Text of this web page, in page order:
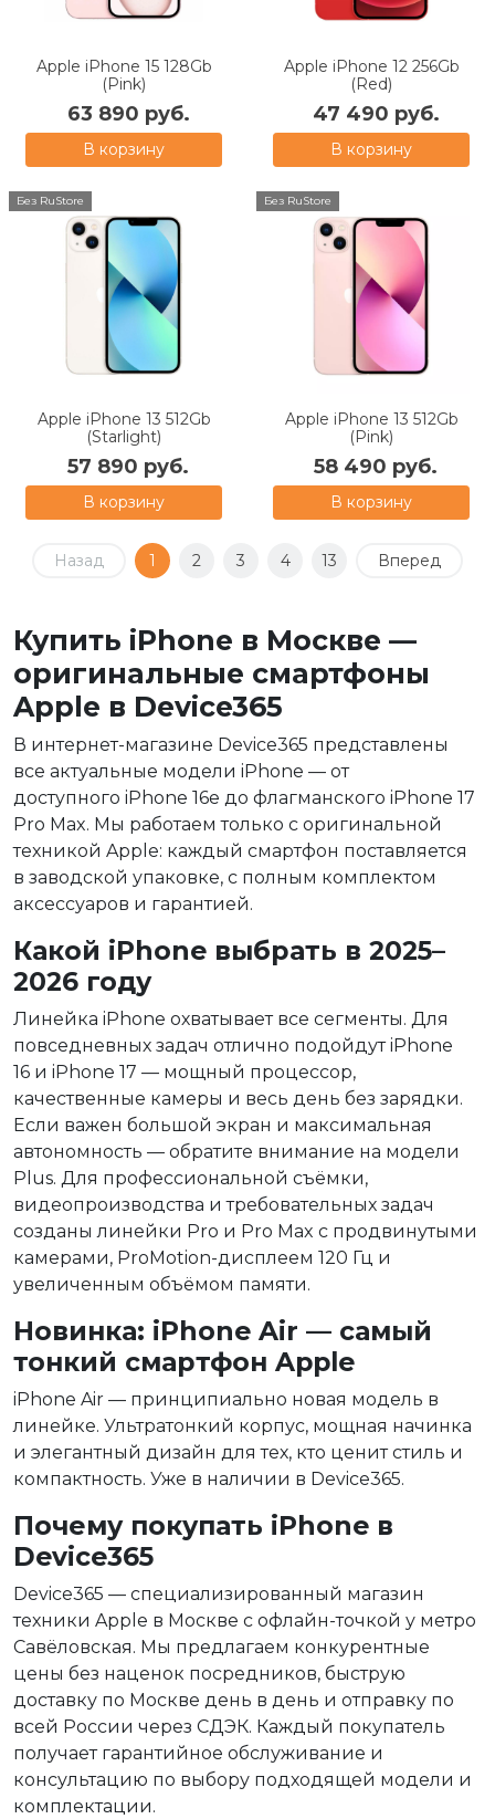
Apple iPhone 15 128Gb
(Pink)
63 890 руб.
В корзину
Apple iPhone 12 256Gb
(Red)
47 490 руб.
В корзину
Без RuStore
Apple iPhone 13 512Gb
(Starlight)
57 890 руб.
В корзину
Без RuStore
Apple iPhone 13 512Gb
(Pink)
58 490 руб.
В корзину
Назад 1 2 3 4 13 Вперед
Купить iPhone в Москве —
оригинальные смартфоны
Apple в Device365
В интернет-магазине Device365 представлены
все актуальные модели iPhone — от
доступного iPhone 16e до флагманского iPhone 17
Pro Max. Мы работаем только с оригинальной
техникой Apple: каждый смартфон поставляется
в заводской упаковке, с полным комплектом
аксессуаров и гарантией.
Какой iPhone выбрать в 2025–
2026 году
Линейка iPhone охватывает все сегменты. Для
повседневных задач отлично подойдут iPhone
16 и iPhone 17 — мощный процессор,
качественные камеры и весь день без зарядки.
Если важен большой экран и максимальная
автономность — обратите внимание на модели
Plus. Для профессиональной съёмки,
видеопроизводства и требовательных задач
созданы линейки Pro и Pro Max с продвинутыми
камерами, ProMotion-дисплеем 120 Гц и
увеличенным объёмом памяти.
Новинка: iPhone Air — самый
тонкий смартфон Apple
iPhone Air — принципиально новая модель в
линейке. Ультратонкий корпус, мощная начинка
и элегантный дизайн для тех, кто ценит стиль и
компактность. Уже в наличии в Device365.
Почему покупать iPhone в
Device365
Device365 — специализированный магазин
техники Apple в Москве с офлайн-точкой у метро
Савёловская. Мы предлагаем конкурентные
цены без наценок посредников, быструю
доставку по Москве день в день и отправку по
всей России через СДЭК. Каждый покупатель
получает гарантийное обслуживание и
консультацию по выбору подходящей модели и
комплектации.